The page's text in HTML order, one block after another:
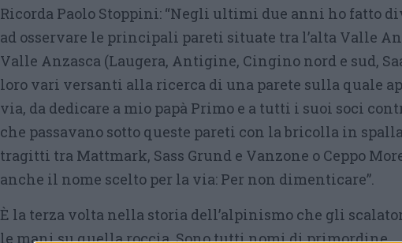
Ricorda Paolo Stoppini: “Negli ultimi due anni ho fatto
ad osservare le principali pareti situate tra l’alta Valle
Valle Anzasca (Laugera, Antigine, Cingino nord e sud,
loro vari versanti alla ricerca di una parete sulla quale
via, da dedicare a mio papà Primo e a tutti i suoi soci
che passavano sotto queste pareti con la bricolla in
tragitti tra Mattmark, Sass Grund e Vanzone o Ceppo
anche il nome scelto per la via: Per non dimenticare”.
È la terza volta nella storia dell’alpinismo che gli
le mani su quella roccia. Sono tutti nomi di primordine